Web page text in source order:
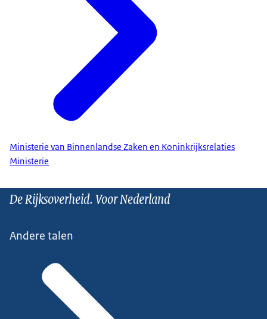
Ministerie van Binnenlandse Zaken en Koninkrijksrelaties
Ministerie
De Rijksoverheid. Voor Nederland
Andere talen